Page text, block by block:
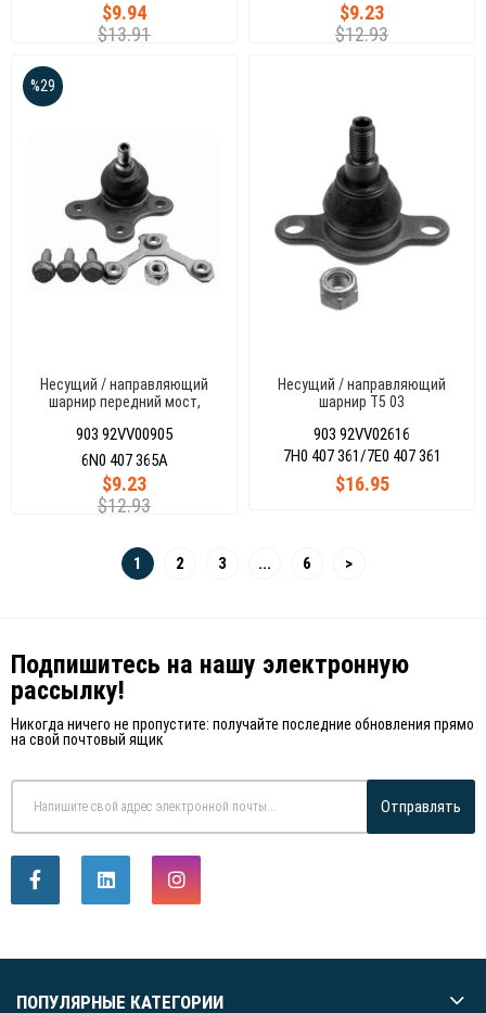
$9.94
$13.91
$9.23
$12.93
Несущий / направляющий
шарнир передний мост,
903 92VV00905
$9.23
$12.93
%29
6N0 407 365A
Несущий / направляющий
шарнир T5 03
903 92VV02616
$16.95
7H0 407 361/7E0 407 361
1 2 3 ... 6 >
Подпишитесь на нашу электронную
рассылку!
Никогда ничего не пропустите: получайте последние обновления прямо
на свой почтовый ящик
Отправлять
ПОПУЛЯРНЫЕ КАТЕГОРИИ